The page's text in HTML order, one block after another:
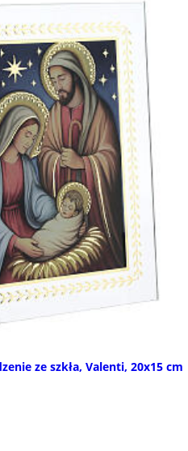
ze szkła, Valenti, 20x15 cm